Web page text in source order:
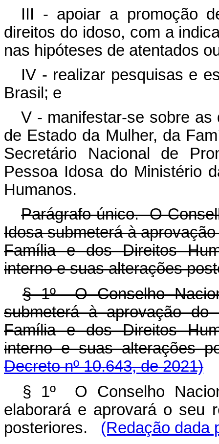
III - apoiar a promoção
direitos do idoso, com a
nas hipóteses de atentados
IV - realizar pesquisas e
Brasil; e
V - manifestar-se sobre as
de Estado da Mulher, da
Secretário Nacional de
Pessoa Idosa do Ministério
Humanos.
Parágrafo único. O
Idosa submeterá à
Família e dos Direitos
interno e suas alterações
§ 1º O Conselho
submeterá à aprovação
Família e dos Direitos
interno e suas
Decreto nº 10.643, de 2021)
§ 1º O Conselho
elaborará e aprovará o seu
posteriores. (Redação dada